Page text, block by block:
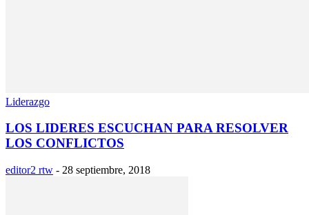
Liderazgo
LOS LIDERES ESCUCHAN PARA RESOLVER
LOS CONFLICTOS
editor2 rtw - 28 septiembre, 2018